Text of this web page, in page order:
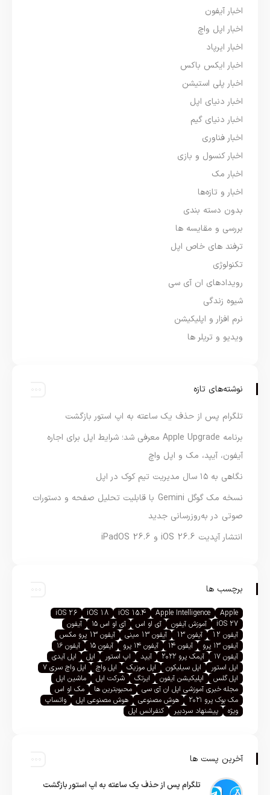
اخبار آیفون
اخبار اپل واچ
اخبار ایرپاد
اخبار ایکس باکس
اخبار پلی استیشن
اخبار دنیای اپل
اخبار دنیای گیم
اخبار فناوری
اخبار کنسول و بازی
اخبار مک
اخبار و تازه‌ها
بدون دسته بندی
بررسی و مقایسه ها
ترفند های خاص اپل
تکنولوژی
رویدادهای ان آی سی
شیوه زندگی
نرم افزار و اپلیکیشن
ویدیو و تریلر ها
نوشته‌های تازه
تلگرام پس از حذف یک ساعته به اپ استور بازگشت
برنامه Apple Upgrade معرفی شد؛ شرایط اپل برای اجاره
آیفون، آیپد، مک و اپل واچ
نگاهی به ۱۵ سال مدیریت تیم کوک در اپل
نسخه مک گوگل Gemini با قابلیت تحلیل صفحه و دستورات
صوتی در به‌روزرسانی جدید
انتشار آپدیت iOS 26.6 و iPadOS 26.6
برچسب ها
Apple
Apple Intelligence
iOS 15.4
iOS 18
iOS 26
iOS 27
آموزش آیفون آی او اس آی او اس ۱۵
آیفون
آیفون 12
آیفون 13 آیفون 13 مینی
آیفون 13 پرو مکس
آیفون ۱۳ پرو
آیفون ۱۴ آیفون ۱۴ پرو آیفون ۱۵
آیفون ۱۶
آیفون ۱۷
آیمک پرو ۲۰۲۲ آیپد اپ استور اپل
اپل آیدی
اپل استور
اپل سیلیکون اپل موزیک اپل واچ
اپل واچ سری ۷
اپل گلس
اپلیکیشن آیفون ایرتگ شرکت اپل
ماشین اپل
مجله خبری آموزشی اپل ان آی سی
محبوبترین ها
مک او اس
مک بوک پرو ۲۰۲۱
هوش مصنوعی هوش مصنوعی اپل
واتساپ
ویژه
پیشنهاد سردبیر کنفرانس اپل
آخرین پست ها
تلگرام پس از حذف یک ساعته به اپ استور بازگشت